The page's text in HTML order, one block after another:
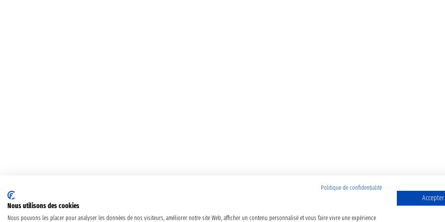
Politique de confidentialité
Nous utilisons des cookies
Nous pouvons les placer pour analyser les données de nos visiteurs, améliorer notre site Web, afficher un contenu personnalisé et vous faire vivre une expérience